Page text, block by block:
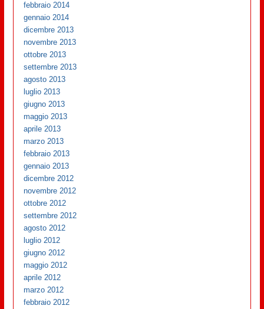
febbraio 2014
gennaio 2014
dicembre 2013
novembre 2013
ottobre 2013
settembre 2013
agosto 2013
luglio 2013
giugno 2013
maggio 2013
aprile 2013
marzo 2013
febbraio 2013
gennaio 2013
dicembre 2012
novembre 2012
ottobre 2012
settembre 2012
agosto 2012
luglio 2012
giugno 2012
maggio 2012
aprile 2012
marzo 2012
febbraio 2012